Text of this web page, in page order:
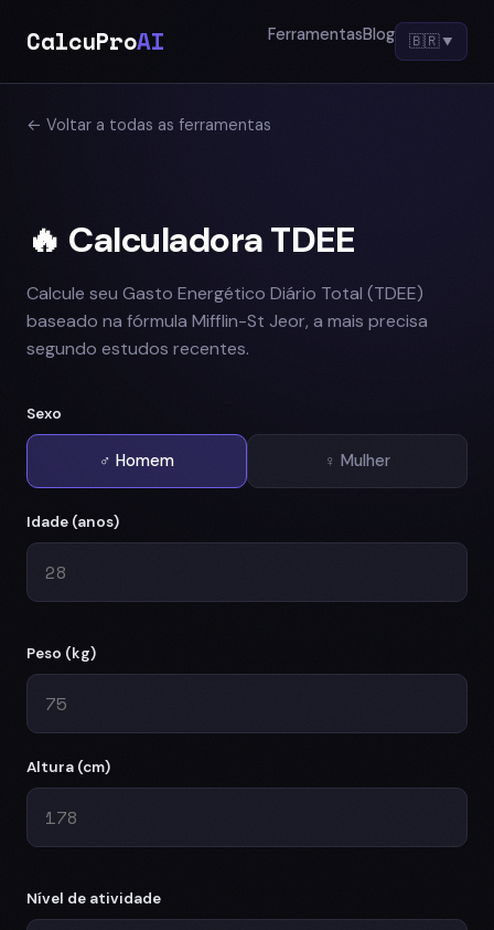
CalcuProAI FerramentasBlog 🇧🇷▼
← Voltar a todas as ferramentas
🔥 Calculadora TDEE
Calcule seu Gasto Energético Diário Total (TDEE)
baseado na fórmula Mifflin-St Jeor, a mais precisa
segundo estudos recentes.
Sexo
♂ Homem ♀ Mulher
Idade (anos)
Peso (kg)
Altura (cm)
Nível de atividade